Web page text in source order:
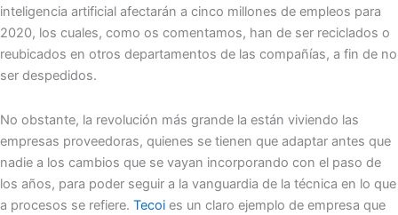
inteligencia artificial afectarán a cinco millones de empleos para
2020, los cuales, como os comentamos, han de ser reciclados o
reubicados en otros departamentos de las compañías, a fin de no
ser despedidos.
No obstante, la revolución más grande la están viviendo las
empresas proveedoras, quienes se tienen que adaptar antes que
nadie a los cambios que se vayan incorporando con el paso de
los años, para poder seguir a la vanguardia de la técnica en lo que
a procesos se refiere. Tecoi es un claro ejemplo de empresa que